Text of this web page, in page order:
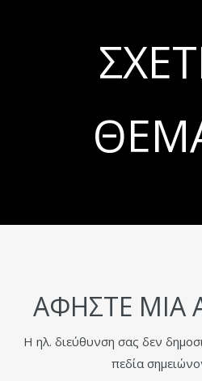
ΑΦΉΣΤΕ ΜΙΑ
Η ηλ. διεύθυνση σας δεν
πεδία